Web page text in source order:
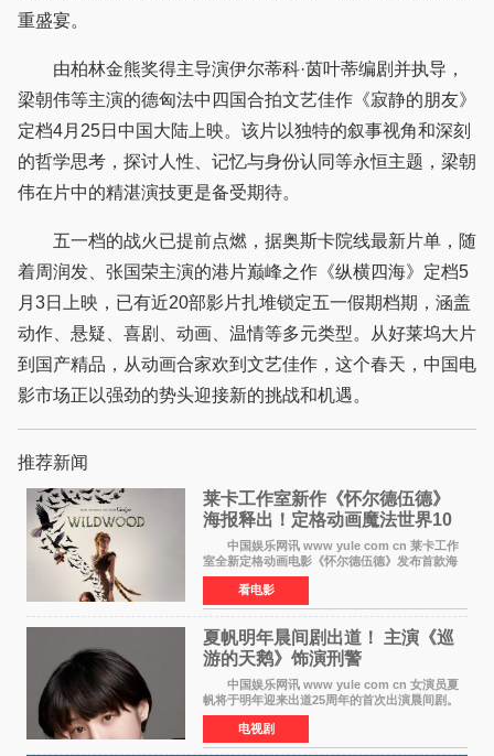
重盛宴。
由柏林金熊奖得主导演伊尔蒂科·茵叶蒂编剧并执导，
梁朝伟等主演的德匈法中四国合拍文艺佳作《寂静的朋友》
定档4月25日中国大陆上映。该片以独特的叙事视角和深刻
的哲学思考，探讨人性、记忆与身份认同等永恒主题，梁朝
伟在片中的精湛演技更是备受期待。
五一档的战火已提前点燃，据奥斯卡院线最新片单，随
着周润发、张国荣主演的港片巅峰之作《纵横四海》定档5
月3日上映，已有近20部影片扎堆锁定五一假期档期，涵盖
动作、悬疑、喜剧、动画、温情等多元类型。从好莱坞大片
到国产精品，从动画合家欢到文艺佳作，这个春天，中国电
影市场正以强劲的势头迎接新的挑战和机遇。
推荐新闻
莱卡工作室新作《怀尔德伍德》
海报释出！定格动画魔法世界10
月开启
中国娱乐网讯 www yule com cn 莱卡工作
室全新定格动画电影《怀尔德伍德》发布首款海
报，女孩为找回弟弟走入黑暗、宏大的林中魔法
世界，一场关于勇气与亲情的奇幻冒险即将展
开。 本片由特
看电影
夏帆明年晨间剧出道！ 主演《巡
游的天鹅》饰演刑警
中国娱乐网讯 www yule com cn 女演员夏
帆将于明年迎来出道25周年的首次出演晨间剧。
NHK于8月4日宣布她将出演明年（2027年度）上
半期的晨间剧《巡游的天鹅》，饰演与女主角森
田望智饰演的生
电视剧